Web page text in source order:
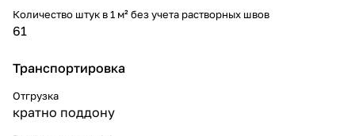
Количество штук в 1 м² без учета растворных швов
61
Транспортировка
Отгрузка
кратно поддону